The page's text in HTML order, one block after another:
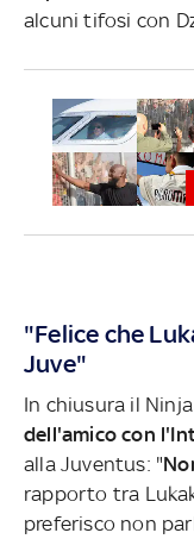
alcuni tifosi con
"Felice che
Juve"
In chiusura il
dell'amico con
alla Juventus: "
rapporto tra
preferisco non